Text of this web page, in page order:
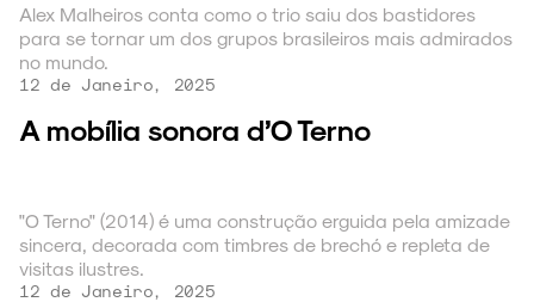
Alex Malheiros conta como o trio saiu dos bastidores
para se tornar um dos grupos brasileiros mais admirados
no mundo.
12 de Janeiro, 2025
A mobília sonora d’O Terno
"O Terno" (2014) é uma construção erguida pela amizade
sincera, decorada com timbres de brechó e repleta de
visitas ilustres.
12 de Janeiro, 2025